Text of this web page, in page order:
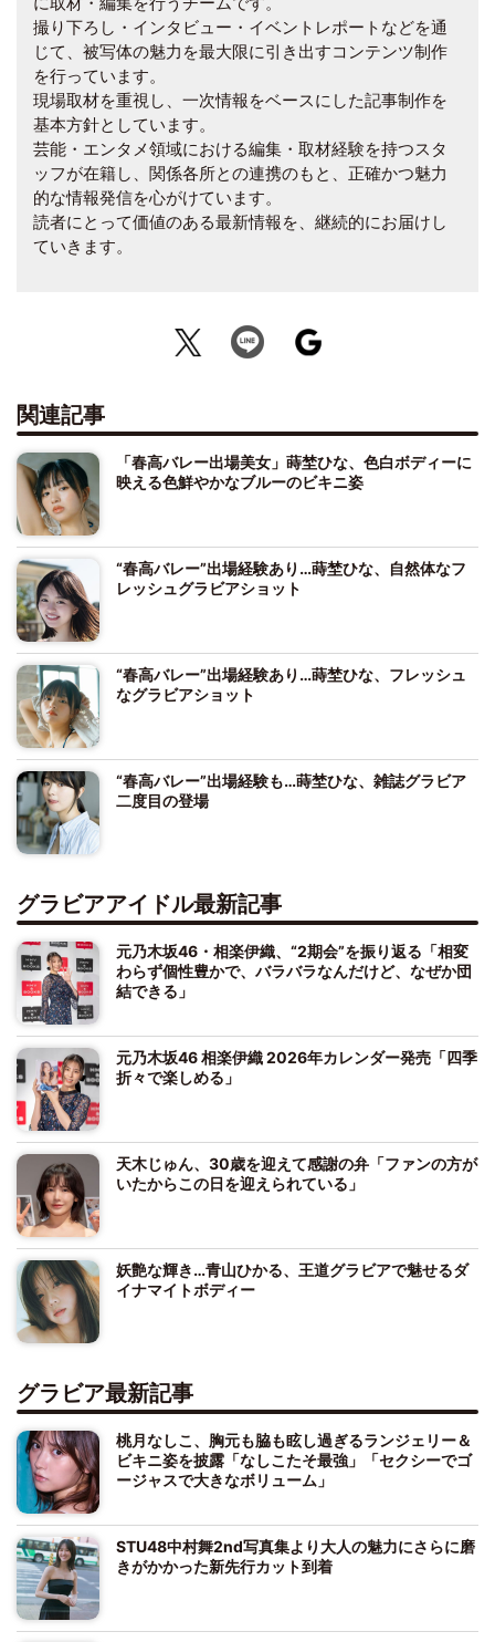
撮り下ろし・インタビュー・イベントレポートなどを通
じて、被写体の魅力を最大限に引き出すコンテンツ制作
を行っています。
現場取材を重視し、一次情報をベースにした記事制作を
基本方針としています。
芸能・エンタメ領域における編集・取材経験を持つスタ
ッフが在籍し、関係各所との連携のもと、正確かつ魅力
的な情報発信を心がけています。
読者にとって価値のある最新情報を、継続的にお届けし
ていきます。
関連記事
「春高バレー出場美女」蒔埜ひな、色白ボディーに
映える色鮮やかなブルーのビキニ姿
“春高バレー”出場経験あり…蒔埜ひな、自然体なフ
レッシュグラビアショット
“春高バレー”出場経験あり…蒔埜ひな、フレッシュ
なグラビアショット
“春高バレー”出場経験も…蒔埜ひな、雑誌グラビア
二度目の登場
グラビアアイドル最新記事
元乃木坂46・相楽伊織、“2期会”を振り返る「相変
わらず個性豊かで、バラバラなんだけど、なぜか団
結できる」
元乃木坂46 相楽伊織 2026年カレンダー発売「四季
折々で楽しめる」
天木じゅん、30歳を迎えて感謝の弁「ファンの方が
いたからこの日を迎えられている」
妖艶な輝き…青山ひかる、王道グラビアで魅せるダ
イナマイトボディー
グラビア最新記事
桃月なしこ、胸元も脇も眩し過ぎるランジェリー＆
ビキニ姿を披露「なしこたそ最強」「セクシーでゴ
ージャスで大きなボリューム」
STU48中村舞2nd写真集より大人の魅力にさらに磨
きがかかった新先行カット到着